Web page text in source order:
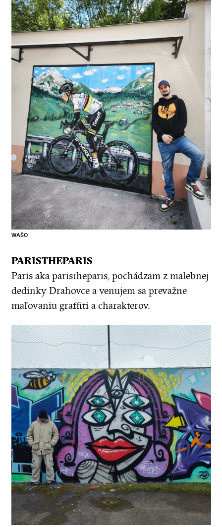
WAŠO
PARISTHEPARIS
Paris aka paristheparis, pochádzam z malebnej
dedinky Drahovce a venujem sa prevažne
maľovaniu graffiti a charakterov.